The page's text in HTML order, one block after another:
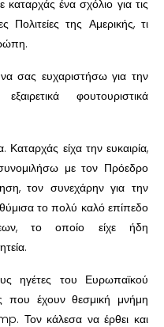
ένα σχόλιο για τις
της Αμερικής, τι
σας ευχαριστήσω για την
φουτουριστικά
είχα την ευκαιρία,
με τον Πρόεδρο
τον συνεχάρην για την
το πολύ καλό επίπεδο
το οποίο είχε ήδη
ηγέτες του Ευρωπαϊκού
που έχουν θεσμική μνήμη
Τον κάλεσα να έρθει και